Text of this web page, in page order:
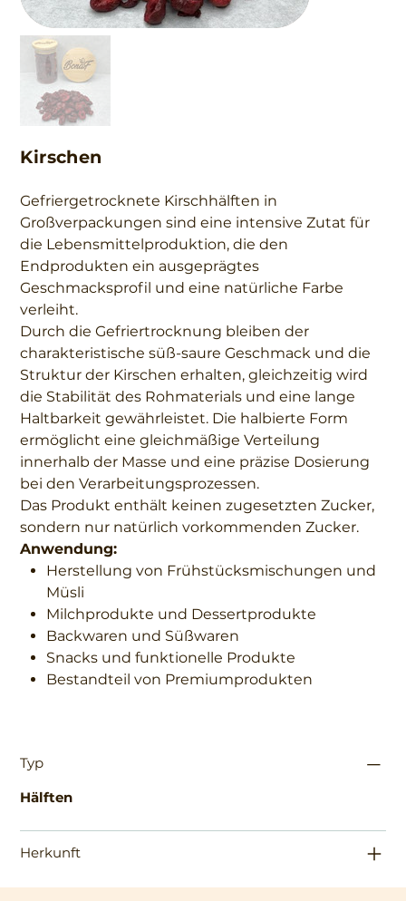
Kirschen
Gefriergetrocknete Kirschhälften in
Großverpackungen sind eine intensive Zutat für
die Lebensmittelproduktion, die den
Endprodukten ein ausgeprägtes
Geschmacksprofil und eine natürliche Farbe
verleiht.
Durch die Gefriertrocknung bleiben der
charakteristische süß-saure Geschmack und die
Struktur der Kirschen erhalten, gleichzeitig wird
die Stabilität des Rohmaterials und eine lange
Haltbarkeit gewährleistet. Die halbierte Form
ermöglicht eine gleichmäßige Verteilung
innerhalb der Masse und eine präzise Dosierung
bei den Verarbeitungsprozessen.
Das Produkt enthält keinen zugesetzten Zucker,
sondern nur natürlich vorkommenden Zucker.
Anwendung:
Herstellung von Frühstücksmischungen und
Müsli
Milchprodukte und Dessertprodukte
Backwaren und Süßwaren
Snacks und funktionelle Produkte
Bestandteil von Premiumprodukten
Typ
Hälften
Herkunft